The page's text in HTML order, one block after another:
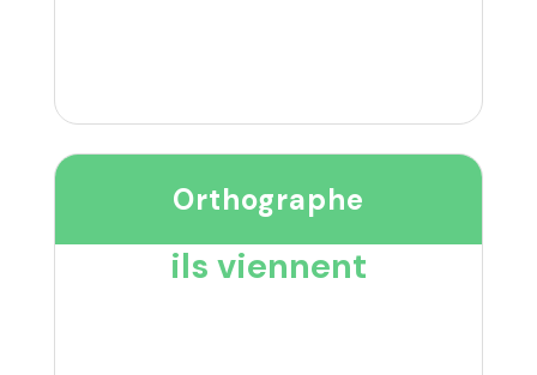
Orthographe
ils viennent